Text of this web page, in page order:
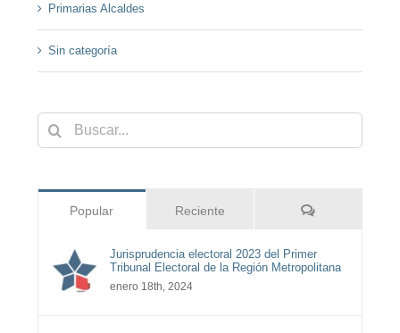
Primarias Alcaldes
Sin categoría
Buscar:
Popular Reciente Comentarios
Jurisprudencia electoral 2023 del Primer
Tribunal Electoral de la Región Metropolitana
enero 18th, 2024